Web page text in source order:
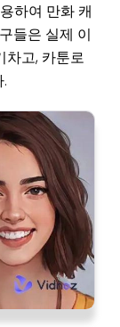
하여 만화 캐
들은 실제 이
차고, 카툰로